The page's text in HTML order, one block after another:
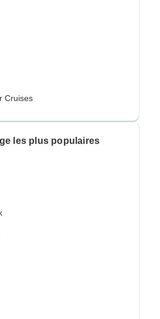
Cruises
les plus populaires